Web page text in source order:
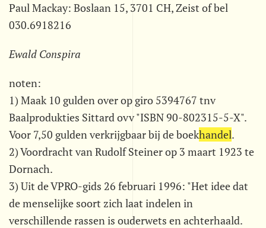
Paul Mackay: Boslaan 15, 3701 CH, Zeist of bel
030.6918216
Ewald Conspira
noten:
1) Maak 10 gulden over op giro 5394767 tnv
Baalprodukties Sittard ovv "ISBN 90-802315-5-X".
Voor 7,50 gulden verkrijgbaar bij de boekhandel.
2) Voordracht van Rudolf Steiner op 3 maart 1923 te
Dornach.
3) Uit de VPRO-gids 26 februari 1996: "Het idee dat
de menselijke soort zich laat indelen in
verschillende rassen is ouderwets en achterhaald.